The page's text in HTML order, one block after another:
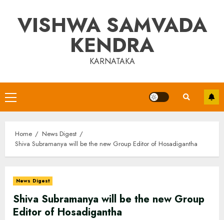
contentVISHWA SAMVADA
KENDRA
KARNATAKA
Primary
Menu
Home
News Digest
Shiva Subramanya will be the new Group Editor of Hosadigantha
News Digest
Shiva Subramanya will be the new Group
Editor of Hosadigantha